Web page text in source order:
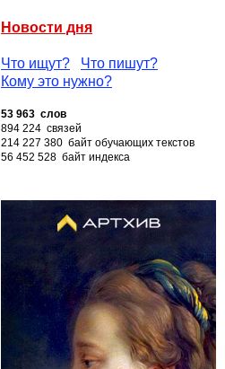
Новости дня
Что ищут?
Что пишут?
Кому это нужно?
53 963 слов
894 224 связей
214 227 380 байт обучающих текстов
56 452 528 байт индекса